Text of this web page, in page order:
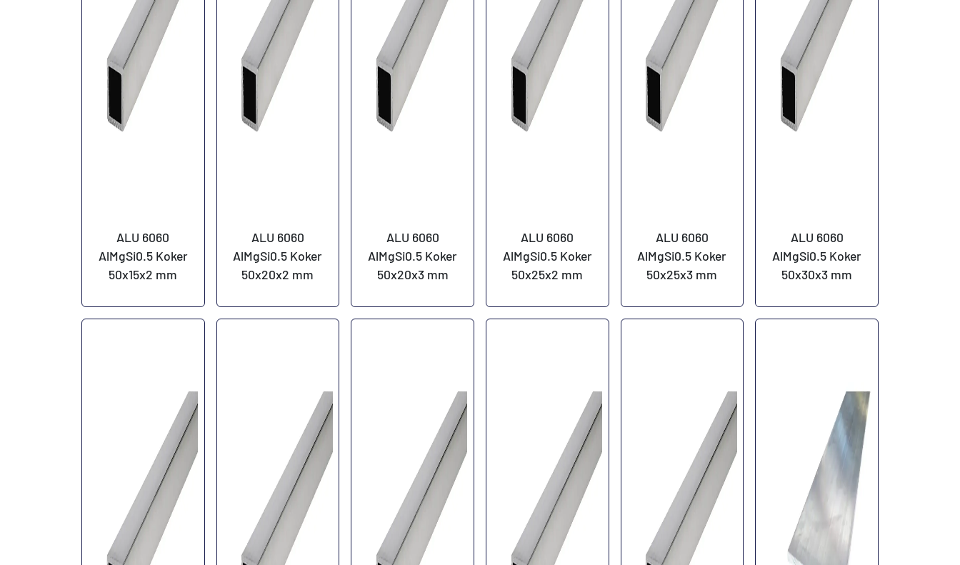
ALU 6060
AlMgSi0.5 Koker
50x15x2 mm
ALU 6060
AlMgSi0.5 Koker
50x20x2 mm
ALU 6060
AlMgSi0.5 Koker
50x20x3 mm
ALU 6060
AlMgSi0.5 Koker
50x25x2 mm
ALU 6060
AlMgSi0.5 Koker
50x25x3 mm
ALU 6060
AlMgSi0.5 Koker
50x30x3 mm